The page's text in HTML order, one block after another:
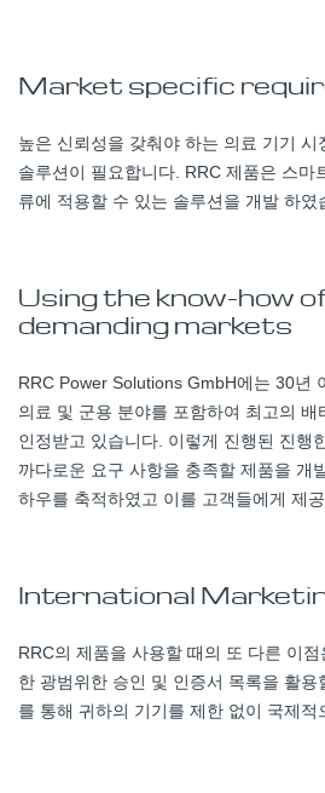
Market specific
높은 신뢰성을 갖춰야 하는 의료 기기
솔루션이 필요합니다. RRC 제품은 스마
류에 적용할 수 있는 솔루션을 개발 하였
Using the know-how
demanding markets
RRC Power Solutions GmbH에는 30년
의료 및 군용 분야를 포함하여 최고의 배
인정받고 있습니다. 이렇게 진행된 진행
까다로운 요구 사항을 충족할 제품을 개
하우를 축적하였고 이를 고객들에게 제
International
RRC의 제품을 사용할 때의 또 다른 이
한 광범위한 승인 및 인증서 목록을 활용
를 통해 귀하의 기기를 제한 없이 국제적